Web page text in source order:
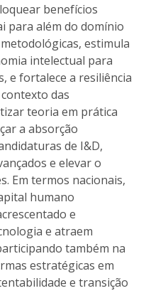
benefícios
para além do domínio
estimula
intelectual para
e fortalece a resiliência
das
teoria em prática
a absorção
de I&D,
e elevar o
Em termos nacionais,
humano
e
e atraem
também na
estratégicas em
e transição